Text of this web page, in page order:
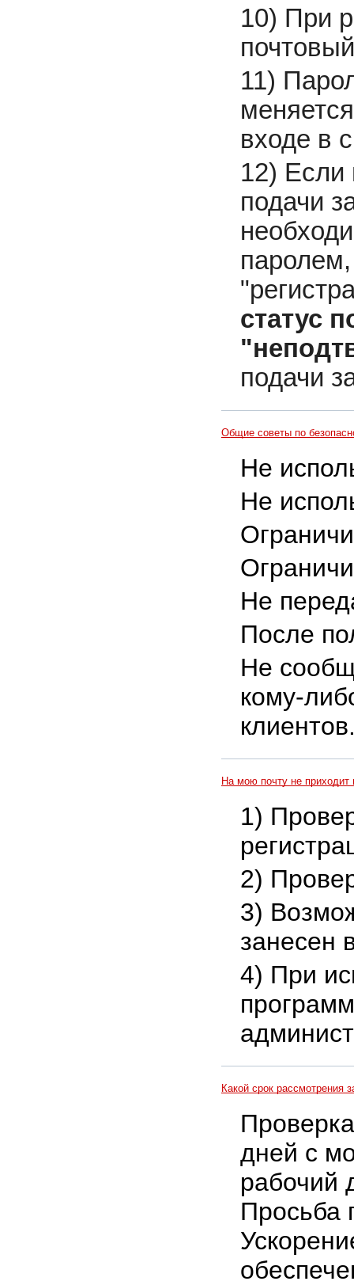
10) При
11)
входе в
12) Если
подачи
статус
подачи
Общие советы по
Не
Не
Не
После
Не
кому-
На мою почту не приходит
1)
2)
3)
занесен
4) При
Какой срок рассмотрения
дней с
рабочий
Просьба